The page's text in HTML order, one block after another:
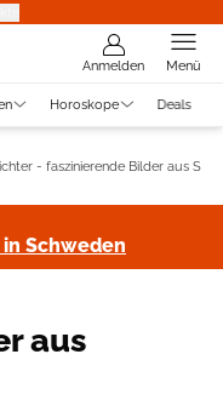
Anmelden Menü
Horoskope Deals
- faszinierende Bilder aus
Schweden
aus